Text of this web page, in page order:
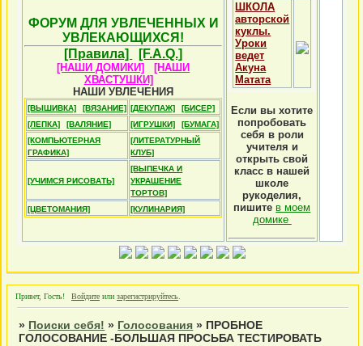
ФОРУМ ДЛЯ УВЛЕЧЕННЫХ И
УВЛЕКАЮЩИХСЯ!
[Правила]
[F.A.Q.]
[НАШИ ДОМИКИ]
[НАШИ
ХВАСТУШКИ]
НАШИ УВЛЕЧЕНИЯ
[ВЫШИВКА] [ВЯЗАНИЕ] [ДЕКУПАЖ]
[БИСЕР]
[ЛЕПКА]
[ВАЛЯНИЕ] [ИГРУШКИ]
[БУМАГА]
[КОМПЬЮТЕРНАЯ
ГРАФИКА]
[ЛИТЕРАТУРНЫЙ
КЛУБ]
[УЧИМСЯ РИСОВАТЬ]
[ВЫПЕЧКА И
УКРАШЕНИЕ
ТОРТОВ]
[ЦВЕТОМАНИЯ]
[КУЛИНАРИЯ]
ШКОЛА
авторской
куклы.
Уроки
ведет
Акуна
Матата
Если вы хотите
попробовать
себя в роли
учителя и
открыть свой
класс в нашей
школе
рукоделия,
пишите в моем
домике
Привет, Гость! Войдите или зарегистрируйтесь
» Поиски себя! » Голосования » ПРОБНОЕ
ГОЛОСОВАНИЕ -БОЛЬШАЯ ПРОСЬБА ТЕСТИРОВАТЬ